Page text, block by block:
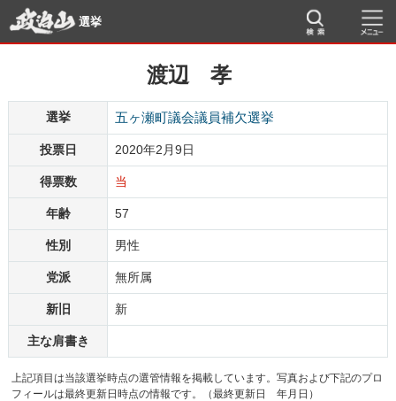
選挙
渡辺 孝
選挙 五ヶ瀬町議会議員補欠選挙
投票日 2020年2月9日
得票数 当
年齢 57
性別 男性
党派 無所属
新旧 新
主な肩書き
上記項目は当該選挙時点の選管情報を掲載しています。写真および下記のプロ
フィールは最終更新日時点の情報です。（最終更新日 年月日）